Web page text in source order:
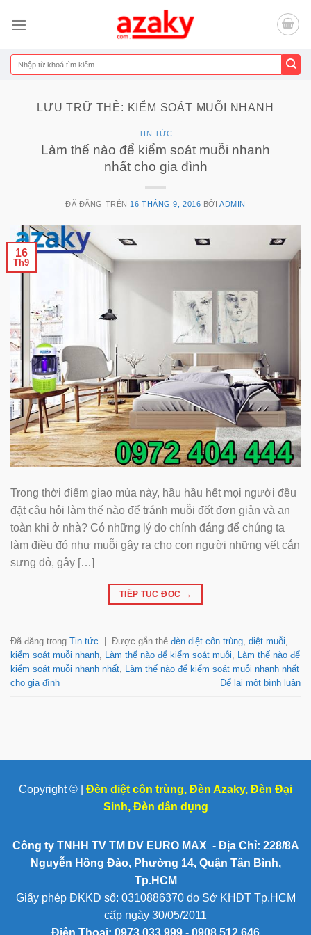
đến
dung
Tìm
kiếm:
LƯU TRỮ THẺ: KIỂM SOÁT MUỖI NHANH
TIN TỨC
Làm thế nào để kiểm soát muỗi nhanh
nhất cho gia đình
ĐÃ ĐĂNG TRÊN 16 THÁNG 9, 2016 BỞIADMIN
16
Th9
Trong thời điểm giao mùa này, hầu hầu hết mọi người đều
đặt câu hỏi làm thế nào để tránh muỗi đốt đơn giản và an
toàn khi ở nhà? Có những lý do chính đáng để chúng ta
làm điều đó như muỗi gây ra cho con người những vết cắn
sưng đỏ, gây […]
TIẾP TỤC ĐỌC →
Đã đăng trong Tin tức Được gắn thẻ đèn diệt côn trùng, diệt muỗi,
kiểm soát muỗi nhanh, Làm thế nào để kiểm soát muỗi, Làm thế nào để
kiểm soát muỗi nhanh nhất, Làm thế nào để kiểm soát muỗi nhanh nhất
cho gia đình
Để lại một bình luận
Copyright © | Đèn diệt côn trùng, Đèn Azaky, Đèn Đại
Sinh, Đèn dân dụng
Công ty TNHH TV TM DV EURO MAX - Địa Chỉ: 228/8A
Nguyễn Hồng Đào, Phường 14, Quận Tân Bình,
Tp.HCM
Giấy phép ĐKKD số: 0310886370 do Sở KHĐT Tp.HCM
cấp ngày 30/05/2011
Điện Thoại: 0973 033 999 - 0908 512 646